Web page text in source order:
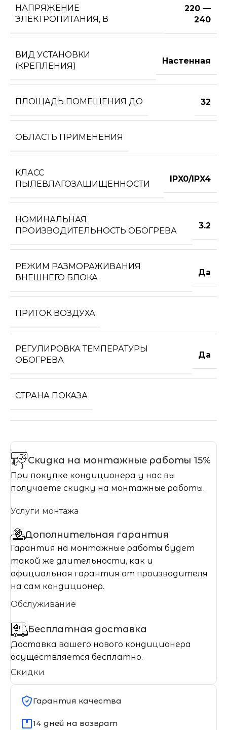
НАПРЯЖЕНИЕ
ЭЛЕКТРОПИТАНИЯ, В
220 —
240
ВИД УСТАНОВКИ
(КРЕПЛЕНИЯ)
Настенная
ПЛОЩАДЬ ПОМЕЩЕНИЯ ДО 32
ОБЛАСТЬ ПРИМЕНЕНИЯ
КЛАСС
ПЫЛЕВЛАГОЗАЩИЩЕННОСТИ
IPX0/IPX4
НОМИНАЛЬНАЯ
ПРОИЗВОДИТЕЛЬНОСТЬ ОБОГРЕВА
3.2
РЕЖИМ РАЗМОРАЖИВАНИЯ
ВНЕШНЕГО БЛОКА
Да
ПРИТОК ВОЗДУХА
РЕГУЛИРОВКА ТЕМПЕРАТУРЫ
ОБОГРЕВА
Да
СТРАНА ПОКАЗА
Скидка на монтажные работы 15%
При покупке кондиционера у нас вы
получаете скидку на монтажные работы.
Услуги монтажа
Дополнительная гарантия
Гарантия на монтажные работы будет
такой же длительности, как и
официальная гарантия от производителя
на сам кондиционер.
Обслуживание
Бесплатная доставка
Доставка вашего нового кондиционера
осуществляется бесплатно.
Скидки
Гарантия качества
14 дней на возврат